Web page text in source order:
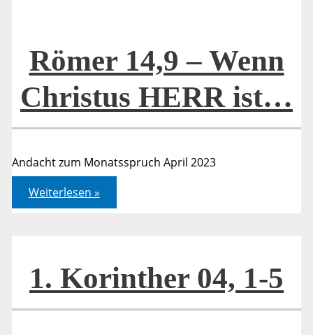
Römer 14,9 – Wenn
Christus HERR ist…
Andacht zum Monatsspruch April 2023
Römer
14,9
–
Weiterlesen »
1. Korinther 04, 1-5